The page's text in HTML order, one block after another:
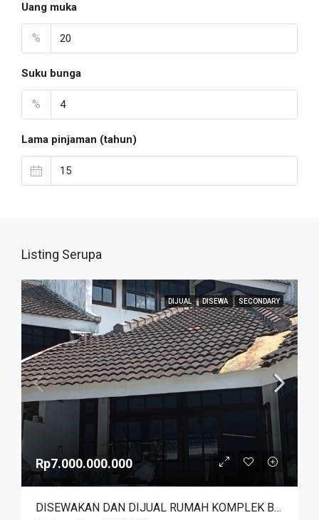
Uang muka
%
Suku bunga
%
Lama pinjaman (tahun)
Listing Serupa
DIJUAL DISEWA SECONDARY
Rp7.000.000.000
DISEWAKAN DAN DIJUAL RUMAH KOMPLEK BUDISARI HEGARMANAH SETIABUDI DKT SECAPA AD DAN YOGYA SUPERMARKET BANDUNG KOTA